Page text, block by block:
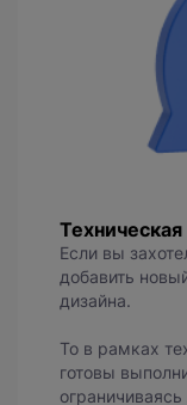
Если вы
добавить
дизайна.
То в рамках
готовы